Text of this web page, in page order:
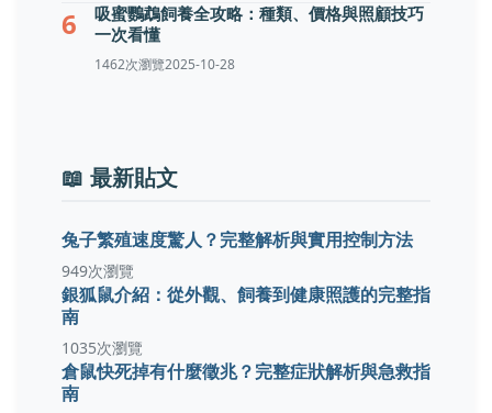
6
吸蜜鸚鵡飼養全攻略：種類、價格與照顧技巧
一次看懂
1462次瀏覽2025-10-28
📖 最新貼文
兔子繁殖速度驚人？完整解析與實用控制方法
949次瀏覽
銀狐鼠介紹：從外觀、飼養到健康照護的完整指
南
1035次瀏覽
倉鼠快死掉有什麼徵兆？完整症狀解析與急救指
南